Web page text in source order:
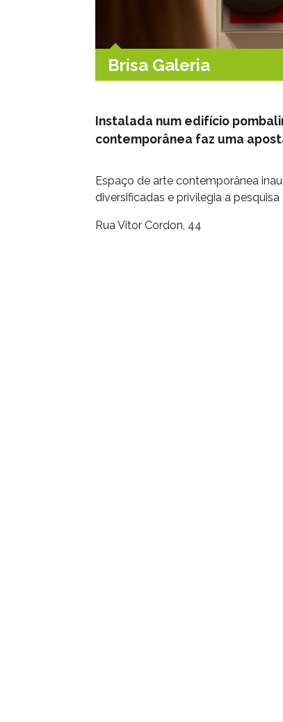
Brisa Galeria
Instalada num edifício
contemporânea faz uma
Espaço de arte contemporânea
diversificadas e privilegia a
Rua Vitor Cordon, 44